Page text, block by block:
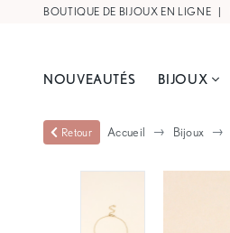
BOUTIQUE DE BIJOUX EN LIGNE |
NOUVEAUTÉS BIJOUX
Retour Accueil Bijoux